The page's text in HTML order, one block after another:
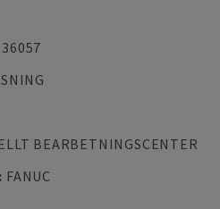
36057
BEARBETNINGSCENTER
: FANUC